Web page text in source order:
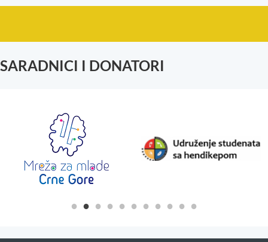
SARADNICI I DONATORI